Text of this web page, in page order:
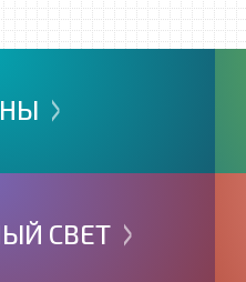
>
СВЕТ >